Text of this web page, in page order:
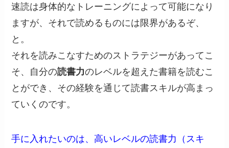
速読は身体的なトレーニングによって可能になり
ますが、それで読めるものには限界があるぞ、
と。
それを読みこなすためのストラテジーがあってこ
そ、自分の読書力のレベルを超えた書籍を読むこ
とができ、その経験を通じて読書スキルが高まっ
ていくのです。
手に入れたいのは、高いレベルの読書力（スキ